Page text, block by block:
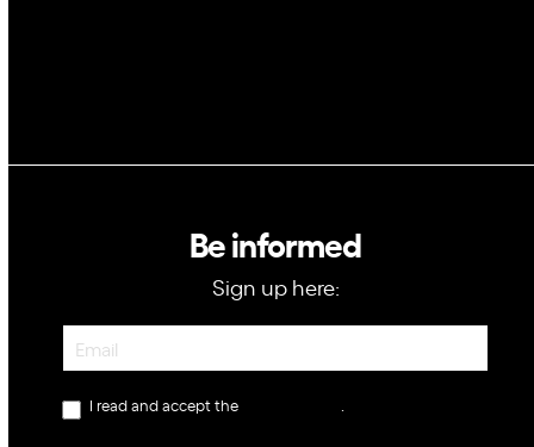
Be informed
Sign up here:
Newsletter
I read and accept the privacy policy.